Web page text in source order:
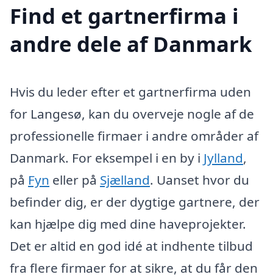
Find et gartnerfirma i
andre dele af Danmark
Hvis du leder efter et gartnerfirma uden
for Langesø, kan du overveje nogle af de
professionelle firmaer i andre områder af
Danmark. For eksempel i en by i Jylland,
på Fyn eller på Sjælland. Uanset hvor du
befinder dig, er der dygtige gartnere, der
kan hjælpe dig med dine haveprojekter.
Det er altid en god idé at indhente tilbud
fra flere firmaer for at sikre, at du får den